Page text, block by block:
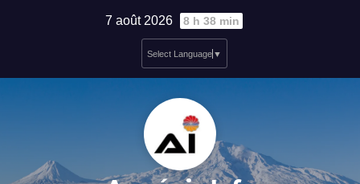
7 août 2026 8 h 38 min
Select Language ▼